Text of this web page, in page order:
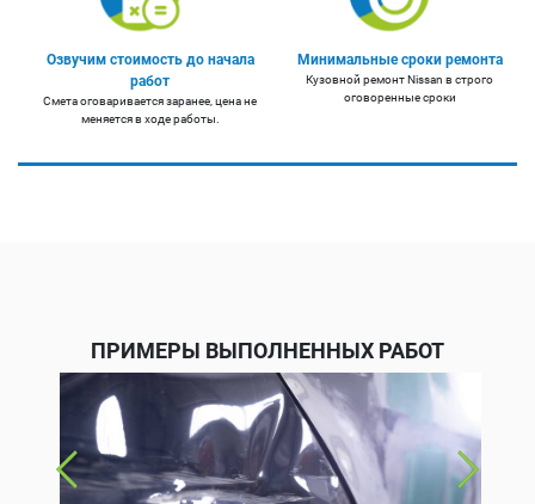
Озвучим стоимость до начала
работ
Смета оговаривается заранее, цена не
меняется в ходе работы.
Минимальные сроки ремонта
Кузовной ремонт Nissan в строго
оговоренные сроки
ПРИМЕРЫ ВЫПОЛНЕННЫХ РАБОТ